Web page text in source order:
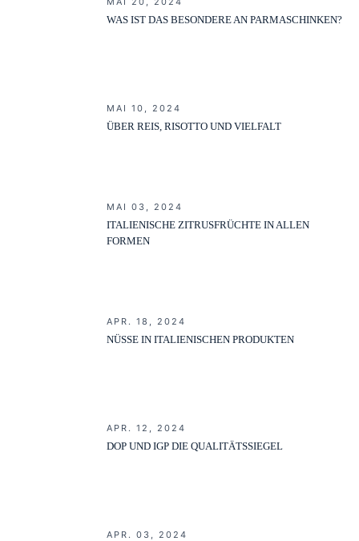
WAS IST DAS BESONDERE AN PARMASCHINKEN?
MAI 10, 2024
ÜBER REIS, RISOTTO UND VIELFALT
MAI 03, 2024
ITALIENISCHE ZITRUSFRÜCHTE IN ALLEN
FORMEN
APR. 18, 2024
NÜSSE IN ITALIENISCHEN PRODUKTEN
APR. 12, 2024
DOP UND IGP DIE QUALITÄTSSIEGEL
APR. 03, 2024